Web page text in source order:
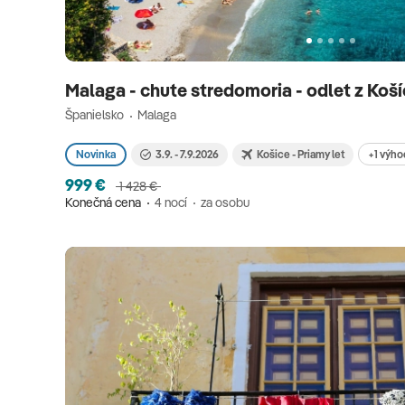
Malaga - chute stredomoria - odlet z
Španielsko Malaga
Novinka 3.9. - 7.9.2026 Košice - Priamy let +1
999 €
1 428 €
Konečná cena
4 nocí za osobu